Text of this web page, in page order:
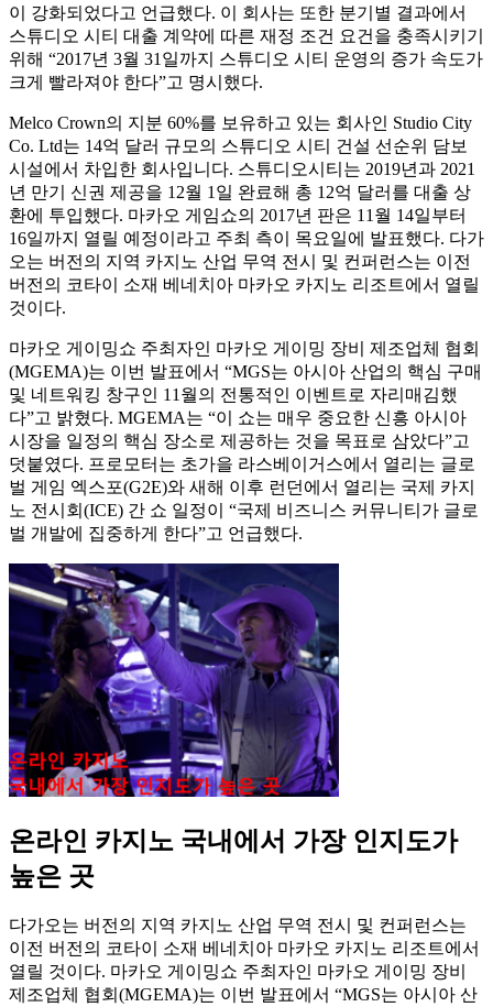
이 강화되었다고 언급했다. 이 회사는 또한 분기별 결과에서
스튜디오 시티 대출 계약에 따른 재정 조건 요건을 충족시키기
위해 “2017년 3월 31일까지 스튜디오 시티 운영의 증가 속도가
크게 빨라져야 한다”고 명시했다.
Melco Crown의 지분 60%를 보유하고 있는 회사인 Studio City
Co. Ltd는 14억 달러 규모의 스튜디오 시티 건설 선순위 담보
시설에서 차입한 회사입니다. 스튜디오시티는 2019년과 2021
년 만기 신권 제공을 12월 1일 완료해 총 12억 달러를 대출 상
환에 투입했다. 마카오 게임쇼의 2017년 판은 11월 14일부터
16일까지 열릴 예정이라고 주최 측이 목요일에 발표했다. 다가
오는 버전의 지역 카지노 산업 무역 전시 및 컨퍼런스는 이전
버전의 코타이 소재 베네치아 마카오 카지노 리조트에서 열릴
것이다.
마카오 게이밍쇼 주최자인 마카오 게이밍 장비 제조업체 협회
(MGEMA)는 이번 발표에서 “MGS는 아시아 산업의 핵심 구매
및 네트워킹 창구인 11월의 전통적인 이벤트로 자리매김했
다”고 밝혔다. MGEMA는 “이 쇼는 매우 중요한 신흥 아시아
시장을 일정의 핵심 장소로 제공하는 것을 목표로 삼았다”고
덧붙였다. 프로모터는 초가을 라스베이거스에서 열리는 글로
벌 게임 엑스포(G2E)와 새해 이후 런던에서 열리는 국제 카지
노 전시회(ICE) 간 쇼 일정이 “국제 비즈니스 커뮤니티가 글로
벌 개발에 집중하게 한다”고 언급했다.
온라인 카지노 국내에서 가장 인지도가
높은 곳
다가오는 버전의 지역 카지노 산업 무역 전시 및 컨퍼런스는
이전 버전의 코타이 소재 베네치아 마카오 카지노 리조트에서
열릴 것이다. 마카오 게이밍쇼 주최자인 마카오 게이밍 장비
제조업체 협회(MGEMA)는 이번 발표에서 “MGS는 아시아 산